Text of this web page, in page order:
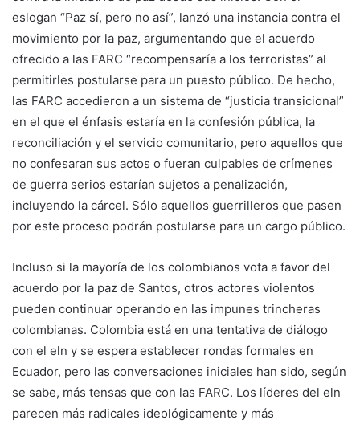
eslogan “Paz sí, pero no así”, lanzó una instancia contra el
movimiento por la paz, argumentando que el acuerdo
ofrecido a las FARC “recompensaría a los terroristas” al
permitirles postularse para un puesto público. De hecho,
las FARC accedieron a un sistema de “justicia transicional”
en el que el énfasis estaría en la confesión pública, la
reconciliación y el servicio comunitario, pero aquellos que
no confesaran sus actos o fueran culpables de crímenes
de guerra serios estarían sujetos a penalización,
incluyendo la cárcel. Sólo aquellos guerrilleros que pasen
por este proceso podrán postularse para un cargo público.
Incluso si la mayoría de los colombianos vota a favor del
acuerdo por la paz de Santos, otros actores violentos
pueden continuar operando en las impunes trincheras
colombianas. Colombia está en una tentativa de diálogo
con el eln y se espera establecer rondas formales en
Ecuador, pero las conversaciones iniciales han sido, según
se sabe, más tensas que con las FARC. Los líderes del eln
parecen más radicales ideológicamente y más